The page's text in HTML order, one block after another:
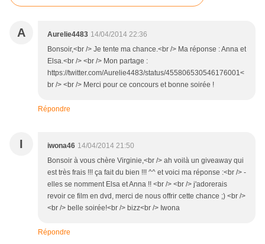
A Aurelie4483 14/04/2014 22:36
Bonsoir,<br /> Je tente ma chance.<br /> Ma réponse : Anna et
Elsa.<br /> <br /> Mon partage :
https://twitter.com/Aurelie4483/status/455806530546176001<
br /> <br /> Merci pour ce concours et bonne soirée !
Répondre
I iwona46 14/04/2014 21:50
Bonsoir à vous chère Virginie,<br /> ah voilà un giveaway qui
est très frais !!! ça fait du bien !!! ^^ et voici ma réponse :<br /> -
elles se nomment Elsa et Anna !! <br /> <br /> j'adorerais
revoir ce film en dvd, merci de nous offrir cette chance ;) <br />
<br /> belle soirée!<br /> bizz<br /> Iwona
Répondre